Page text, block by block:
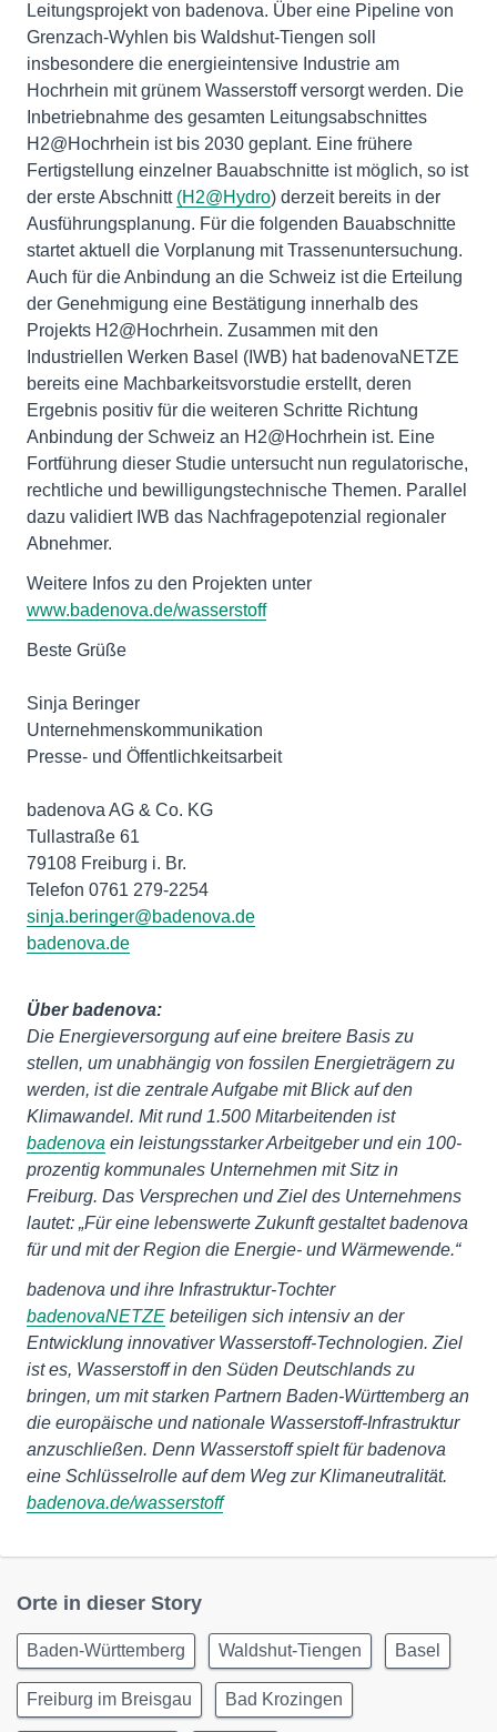
Leitungsprojekt von badenova. Über eine Pipeline von
Grenzach-Wyhlen bis Waldshut-Tiengen soll
insbesondere die energieintensive Industrie am
Hochrhein mit grünem Wasserstoff versorgt werden. Die
Inbetriebnahme des gesamten Leitungsabschnittes
H2@Hochrhein ist bis 2030 geplant. Eine frühere
Fertigstellung einzelner Bauabschnitte ist möglich, so ist
der erste Abschnitt (H2@Hydro) derzeit bereits in der
Ausführungsplanung. Für die folgenden Bauabschnitte
startet aktuell die Vorplanung mit Trassenuntersuchung.
Auch für die Anbindung an die Schweiz ist die Erteilung
der Genehmigung eine Bestätigung innerhalb des
Projekts H2@Hochrhein. Zusammen mit den
Industriellen Werken Basel (IWB) hat badenovaNETZE
bereits eine Machbarkeitsvorstudie erstellt, deren
Ergebnis positiv für die weiteren Schritte Richtung
Anbindung der Schweiz an H2@Hochrhein ist. Eine
Fortführung dieser Studie untersucht nun regulatorische,
rechtliche und bewilligungstechnische Themen. Parallel
dazu validiert IWB das Nachfragepotenzial regionaler
Abnehmer.
Weitere Infos zu den Projekten unter
www.badenova.de/wasserstoff
Beste Grüße
Sinja Beringer
Unternehmenskommunikation
Presse- und Öffentlichkeitsarbeit
badenova AG & Co. KG
Tullastraße 61
79108 Freiburg i. Br.
sinja.beringer@badenova.de
badenova.de
Über badenova:
Die Energieversorgung auf eine breitere Basis zu
stellen, um unabhängig von fossilen Energieträgern zu
werden, ist die zentrale Aufgabe mit Blick auf den
Klimawandel. Mit rund 1.500 Mitarbeitenden ist
badenova ein leistungsstarker Arbeitgeber und ein 100-
prozentig kommunales Unternehmen mit Sitz in
Freiburg. Das Versprechen und Ziel des Unternehmens
lautet: „Für eine lebenswerte Zukunft gestaltet badenova
für und mit der Region die Energie- und Wärmewende.“
badenova und ihre Infrastruktur-Tochter
badenovaNETZE beteiligen sich intensiv an der
Entwicklung innovativer Wasserstoff-Technologien. Ziel
ist es, Wasserstoff in den Süden Deutschlands zu
bringen, um mit starken Partnern Baden-Württemberg an
die europäische und nationale Wasserstoff-Infrastruktur
anzuschließen. Denn Wasserstoff spielt für badenova
eine Schlüsselrolle auf dem Weg zur Klimaneutralität.
badenova.de/wasserstoff
Orte in dieser Story
Baden-Württemberg Waldshut-Tiengen Basel
Freiburg im Breisgau Bad Krozingen